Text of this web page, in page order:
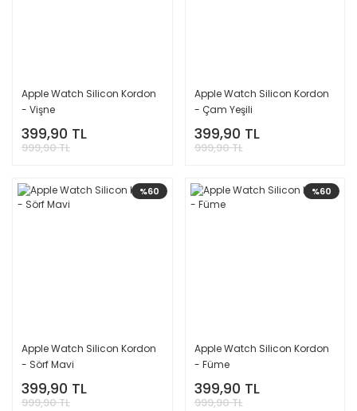
Apple Watch Silicon Kordon
- Vişne
399,90 TL
999,90 TL
Apple Watch Silicon Kordon
- Çam Yeşili
399,90 TL
999,90 TL
%60
Apple Watch Silicon Kordon
- Sörf Mavi
399,90 TL
999,90 TL
%60
Apple Watch Silicon Kordon
- Füme
399,90 TL
999,90 TL